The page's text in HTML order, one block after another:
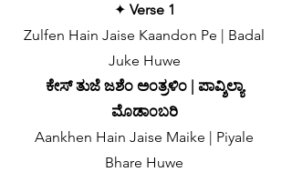
✦ Verse 1
Zulfen Hain Jaise Kaandon Pe | Badal
Juke Huwe
ಕೇಸ್ ತುಜೆ ಜಶೆಂ ಅಂತ್ರಳಿಂ | ಪಾವ್ಶಿಲ್ಯಾ
ಮೊಡಾಂಬರಿ
Aankhen Hain Jaise Maike | Piyale
Bhare Huwe